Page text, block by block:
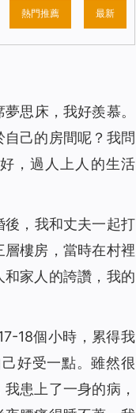
2831 16:49
1542 00:00
2102 00:00
2842 00:00
1843 00:00
2531 19:53
2208 00:00
1728 00:00
2349 00:00
2000 00:00
1848 00:00
2772 00:00
熱門推薦 最新
思床，我好羨慕。
己的房間呢？我問
，過人上人的生活
，我和丈夫一起打
樓房，當時在村裡
家人的誇讚，我的
18個小時，累得我
好受一點。雖然很
患上了一身的病，